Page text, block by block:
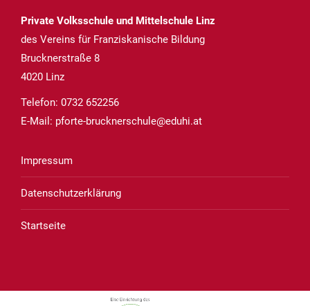
Private Volksschule und Mittelschule Linz
des Vereins für Franziskanische Bildung
Brucknerstraße 8
4020 Linz
Telefon: 0732 652256
E-Mail: pforte-brucknerschule@eduhi.at
Impressum
Datenschutzerklärung
Startseite